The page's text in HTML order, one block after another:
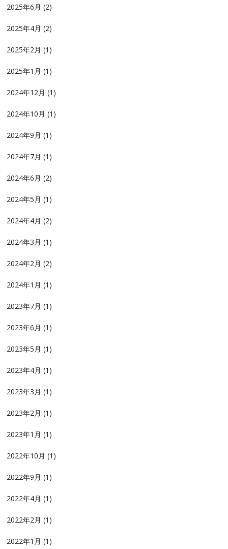
2025年6月 (2)
2025年4月 (2)
2025年2月 (1)
2025年1月 (1)
2024年12月 (1)
2024年10月 (1)
2024年9月 (1)
2024年7月 (1)
2024年6月 (2)
2024年5月 (1)
2024年4月 (2)
2024年3月 (1)
2024年2月 (2)
2024年1月 (1)
2023年7月 (1)
2023年6月 (1)
2023年5月 (1)
2023年4月 (1)
2023年3月 (1)
2023年2月 (1)
2023年1月 (1)
2022年10月 (1)
2022年9月 (1)
2022年4月 (1)
2022年2月 (1)
2022年1月 (1)